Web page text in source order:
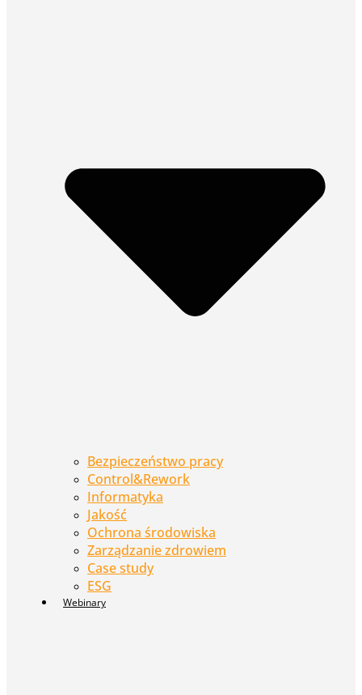
Bezpieczeństwo pracy
Control&Rework
Informatyka
Jakość
Ochrona środowiska
Zarządzanie zdrowiem
Case study
ESG
Webinary